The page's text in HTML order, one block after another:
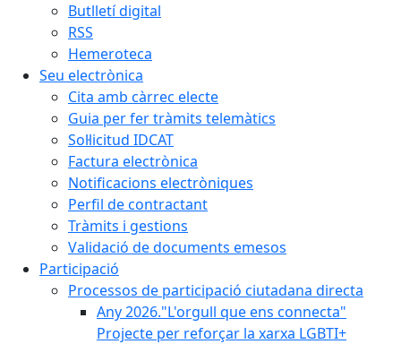
Butlletí digital
RSS
Hemeroteca
Seu electrònica
Cita amb càrrec electe
Guia per fer tràmits telemàtics
Sol·licitud IDCAT
Factura electrònica
Notificacions electròniques
Perfil de contractant
Tràmits i gestions
Validació de documents emesos
Participació
Processos de participació ciutadana directa
Any 2026."L'orgull que ens connecta"
Projecte per reforçar la xarxa LGBTI+